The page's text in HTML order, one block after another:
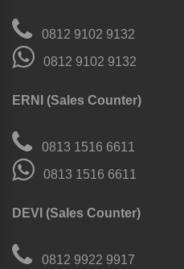
0812 9102 9132
0812 9102 9132
ERNI (Sales Counter)
0813 1516 6611
0813 1516 6611
DEVI (Sales Counter)
0812 9922 9917